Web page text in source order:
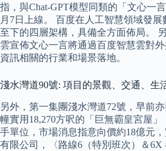
指，與Chat-GPT模型同類的「文心一
月7日上線。 百度在人工智慧領域發
至下的四層架構，具備全方面佈局。
雲宣佈文心一言將通過百度智慧雲對
資訊相關的行業和場景落地。
淺水灣道90號: 項目的景觀、交通、生
另外，第一集團淺水灣道72號，早前
幢實用18,270方呎的「巨無霸皇宮屋
手單位，市場消息指意向價約18億元
有限公司，〈路線6（特別班次）＆6X